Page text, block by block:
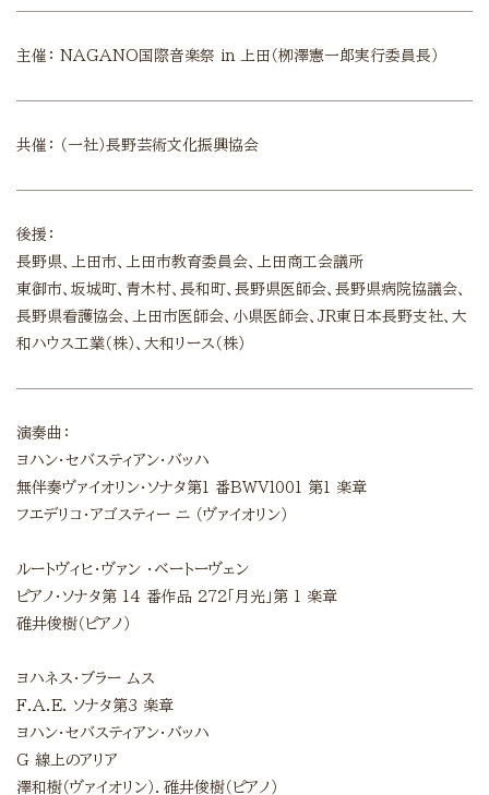
主催： NAGANO国際音楽祭 in 上田（栁澤憲一郎実行委員長）
共催： （一社）長野芸術文化振興協会
後援：
長野県、上田市、上田市教育委員会、上田商工会議所
東御市、坂城町、青木村、長和町、長野県医師会、長野県病院協議会、
長野県看護協会、上田市医師会、小県医師会、JR東日本長野支社、大
和ハウス工業（株）、大和リース（株）
演奏曲：
ヨハン・セバスティアン・バッハ
無伴奏ヴァイオリン・ソナタ第1 番BWVl001 第1 楽章
フエデリコ・アゴスティー ニ （ヴァイオリン）
ルートヴィヒ・ヴァン ・ベートーヴェン
ピアノ・ソナタ第 14 番作品 272「月光」第 1 楽章
碓井俊樹（ピアノ）
ヨハネス・ブラー ムス
F.A.E. ソナタ第3 楽章
ヨハン・セバスティアン・バッハ
G 線上のアリア
澤和樹（ヴァイオリン）．碓井俊樹（ピアノ）